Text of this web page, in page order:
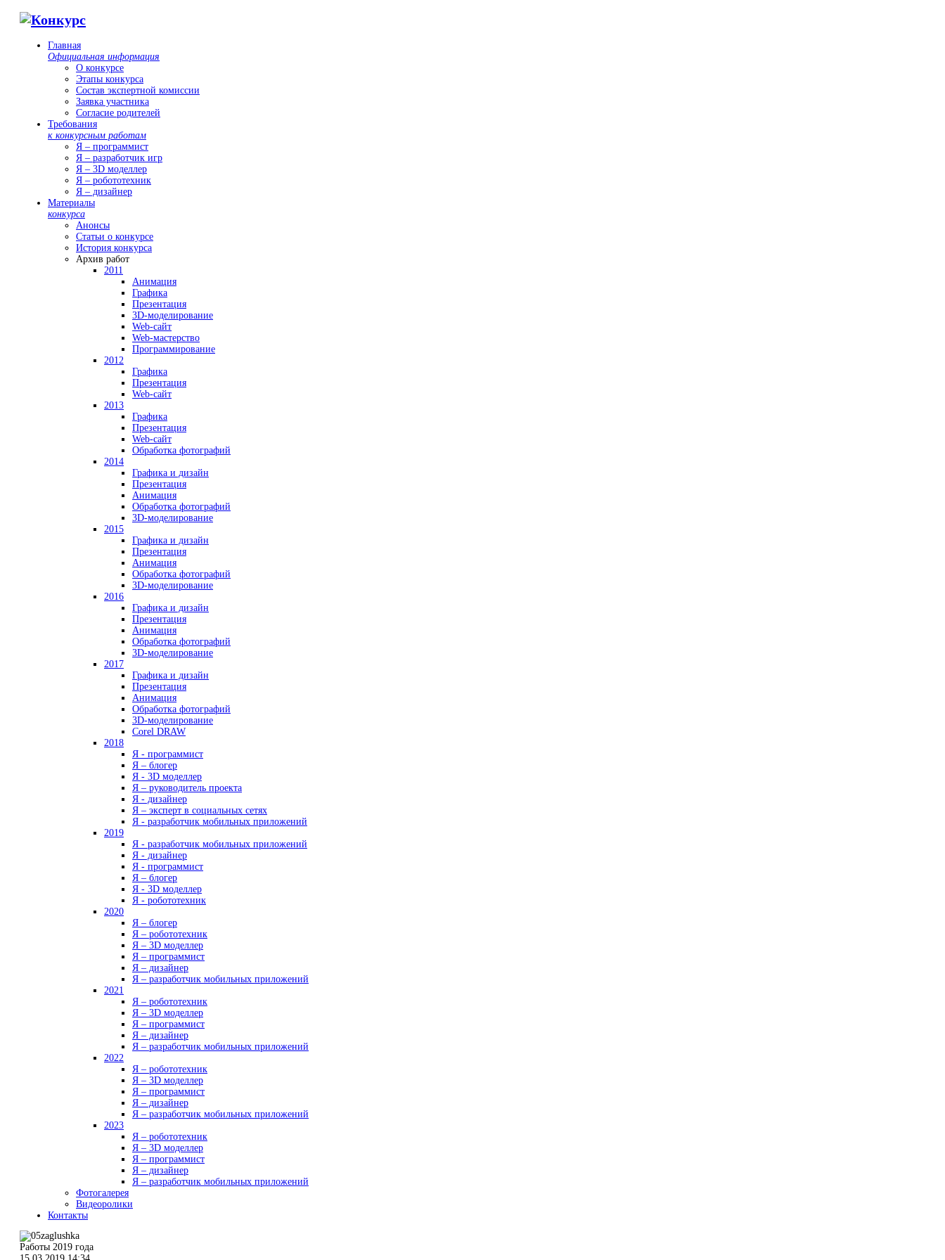
Главная
Официальная информация
О конкурсе
Этапы конкурса
Состав экспертной комиссии
Заявка участника
Согласие родителей
Требования
к конкурсным работам
Я – программист
Я – разработчик игр
Я – 3D моделлер
Я – робототехник
Я – дизайнер
Материалы
конкурса
Анонсы
Статьи о конкурсе
История конкурса
Архив работ
2011
Анимация
Графика
Презентация
3D-моделирование
Web-сайт
Web-мастерство
Программирование
2012
Графика
Презентация
Web-сайт
2013
Графика
Презентация
Web-сайт
Обработка фотографий
2014
Графика и дизайн
Презентация
Анимация
Обработка фотографий
3D-моделирование
2015
Графика и дизайн
Презентация
Анимация
Обработка фотографий
3D-моделирование
2016
Графика и дизайн
Презентация
Анимация
Обработка фотографий
3D-моделирование
2017
Графика и дизайн
Презентация
Анимация
Обработка фотографий
3D-моделирование
Corel DRAW
2018
Я - программист
Я – блогер
Я - 3D моделлер
Я – руководитель проекта
Я - дизайнер
Я – эксперт в социальных сетях
Я - разработчик мобильных приложений
2019
Я - разработчик мобильных приложений
Я - дизайнер
Я - программист
Я – блогер
Я - 3D моделлер
Я - робототехник
2020
Я – блогер
Я – робототехник
Я – 3D моделлер
Я – программист
Я – дизайнер
Я – разработчик мобильных приложений
2021
Я – робототехник
Я – 3D моделлер
Я – программист
Я – дизайнер
Я – разработчик мобильных приложений
2022
Я – робототехник
Я – 3D моделлер
Я – программист
Я – дизайнер
Я – разработчик мобильных приложений
2023
Я – робототехник
Я – 3D моделлер
Я – программист
Я – дизайнер
Я – разработчик мобильных приложений
Фотогалерея
Видеоролики
Контакты
Работы 2019 года